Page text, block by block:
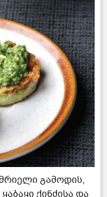
გამოდის,
ქინძისა და